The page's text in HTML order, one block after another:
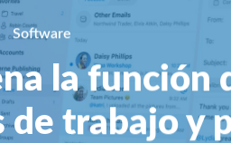
Software
la función
de trabajo y